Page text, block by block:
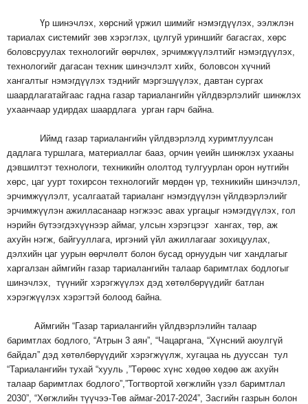
Үр шинэчлэх, хөрсний үржил шимийг нэмэгдүүлэх, ээлжлэн
тариалах системийг зөв хэрэглэх, цулгуй уриншийг багасгах, хөрс
боловсруулах технологийг өөрчлөх, эрчимжүүлэлтийг нэмэгдүүлэх,
технологийг дагасан техник шинэчлэлт хийх, боловсон хүчний
хангалтыг нэмэгдүүлэх тэднийг мэргэшүүлэх, давтан сургах
шаардлагатайгаас гадна газар тариалангийн үйлдвэрлэлийг шинжлэх
ухаанчаар удирдах шаардлага урган гарч байна.
Иймд газар тариалангийн үйлдвэрлэлд хуримтлуулсан
дадлага туршлага, материаллаг бааз, орчин үеийн шинжлэх ухааны
дэвшилтэт технологи, техникийн ололтод тулгуурлан орон нутгийн
хөрс, цаг уурт тохирсон технологийг мөрдөн үр, техникийн шинэчлэл,
эрчимжүүлэлт, усалгаатай тариаланг нэмэгдүүлэн үйлдвэрлэлийг
эрчимжүүлэн ажилласанаар нэгжээс авах ургацыг нэмэгдүүлэх, гол
нэрийн бүтээгдэхүүнээр аймаг, улсын хэрэгцээг хангах, төр, аж
ахуйн нэгж, байгууллага, иргэний үйл ажиллагааг зохицуулах,
дэлхийн цаг уурын өөрчлөлт болон бусад орнуудын чиг хандлагыг
харгалзан аймгийн газар тариалангийн талаар баримтлах бодлогыг
шинэчлэх, түүнийг хэрэгжүүлэх дэд хөтөлбөрүүдийг батлан
хэрэгжүүлэх хэрэгтэй болоод байна.
Аймгийн “Газар тариалангийн үйлдвэрлэлийн талаар
баримтлах бодлого, “Атрын 3 аян”, “Чацаргана, “Хүнсний аюулгүй
байдал” дэд хөтөлбөрүүдийг хэрэгжүүлж, хугацаа нь дууссан тул
“Тариалангийн тухай “хууль ,”Төрөөс хүнс хөдөө хөдөө аж ахуйн
талаар баримтлах бодлого”,”Тогтвортой хөгжлийн үзэл баримтлал
2030”, “Хөгжлийн түүчээ-Төв аймаг-2017-2024”, Засгийн газрын болон